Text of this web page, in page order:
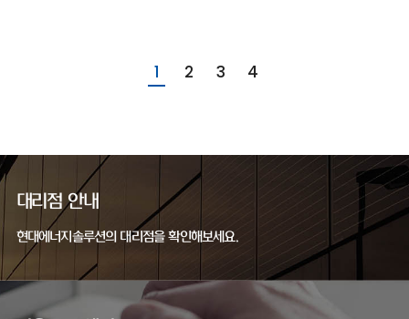
1 2 3 4
대리점 안내
현대에너지솔루션의 대리점을 확인해보세요.